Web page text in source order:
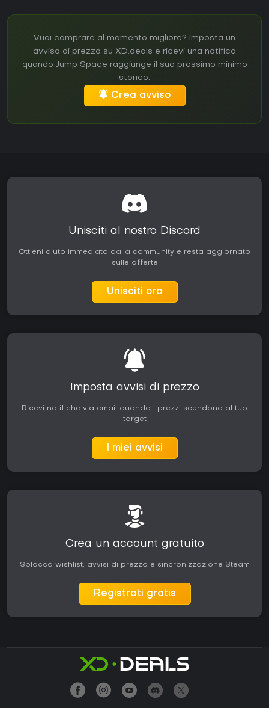
Vuoi comprare al momento migliore? Imposta un
avviso di prezzo su XD.deals e ricevi una notifica
quando Jump Space raggiunge il suo prossimo minimo
storico.
Crea avviso
Unisciti al nostro Discord
Ottieni aiuto immediato dalla community e resta aggiornato
sulle offerte
Unisciti ora
Imposta avvisi di prezzo
Ricevi notifiche via email quando i prezzi scendono al tuo
target
I miei avvisi
Crea un account gratuito
Sblocca wishlist, avvisi di prezzo e sincronizzazione Steam
Registrati gratis